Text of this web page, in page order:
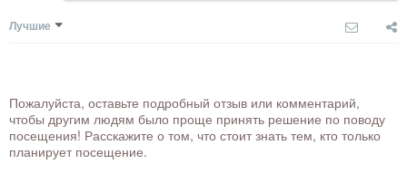
Лучшие
Пожалуйста, оставьте подробный отзыв или комментарий,
чтобы другим людям было проще принять решение по поводу
посещения! Расскажите о том, что стоит знать тем, кто только
планирует посещение.